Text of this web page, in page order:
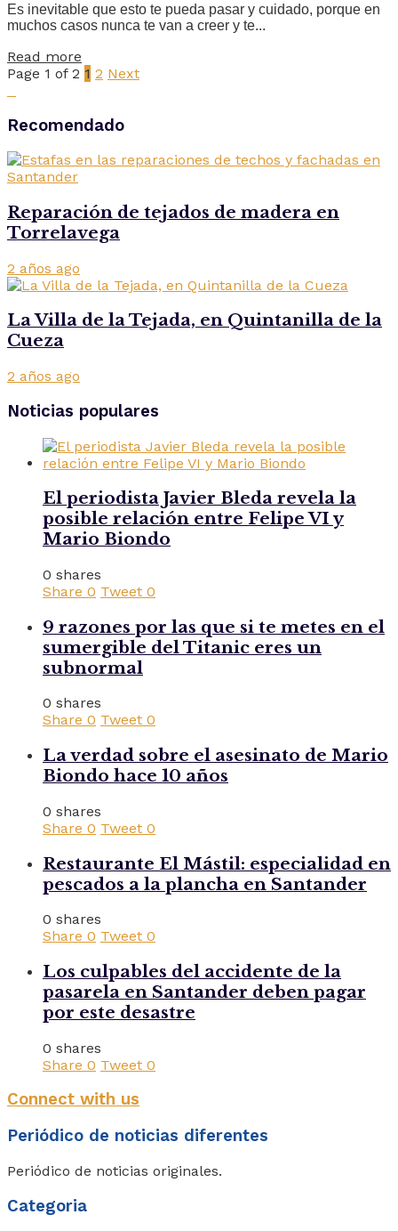
Es inevitable que esto te pueda pasar y cuidado, porque en
muchos casos nunca te van a creer y te...
Read more
Page 1 of 2 1 2 Next
Recomendado
Reparación de tejados de madera en
Torrelavega
2 años ago
La Villa de la Tejada, en Quintanilla de la
Cueza
2 años ago
Noticias populares
El periodista Javier Bleda revela la
posible relación entre Felipe VI y
Mario Biondo
0 shares
Share 0 Tweet 0
9 razones por las que si te metes en el
sumergible del Titanic eres un
subnormal
0 shares
Share 0 Tweet 0
La verdad sobre el asesinato de Mario
Biondo hace 10 años
0 shares
Share 0 Tweet 0
Restaurante El Mástil: especialidad en
pescados a la plancha en Santander
0 shares
Share 0 Tweet 0
Los culpables del accidente de la
pasarela en Santander deben pagar
por este desastre
0 shares
Share 0 Tweet 0
Connect with us
Periódico de noticias diferentes
Periódico de noticias originales.
Categoria